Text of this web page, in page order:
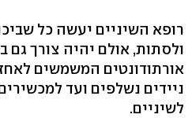
רופא השיניים יעשה כל
ולסתות, אולם יהיה צורך גם
אורתודונטים המשמשים
ניידים נשלפים ועד
לשיניים.